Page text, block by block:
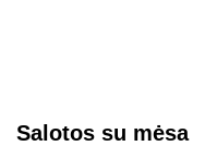
Salotos su mėsa